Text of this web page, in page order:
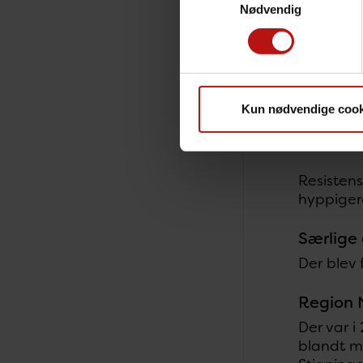
Nødvendig
Kun nødvendige
% af
Der
Særlige
Der
Region
Der var
blandt